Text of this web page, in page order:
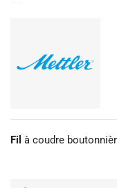
Fil à coudre